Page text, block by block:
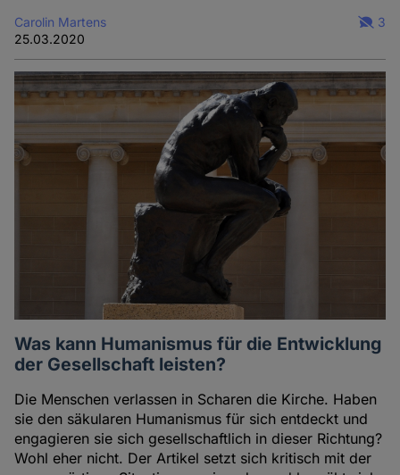
Carolin Martens
25.03.2020
3
Was kann Humanismus für die Entwicklung
der Gesellschaft leisten?
Die Menschen verlassen in Scharen die Kirche. Haben
sie den säkularen Humanismus für sich entdeckt und
engagieren sie sich gesellschaftlich in dieser Richtung?
Wohl eher nicht. Der Artikel setzt sich kritisch mit der